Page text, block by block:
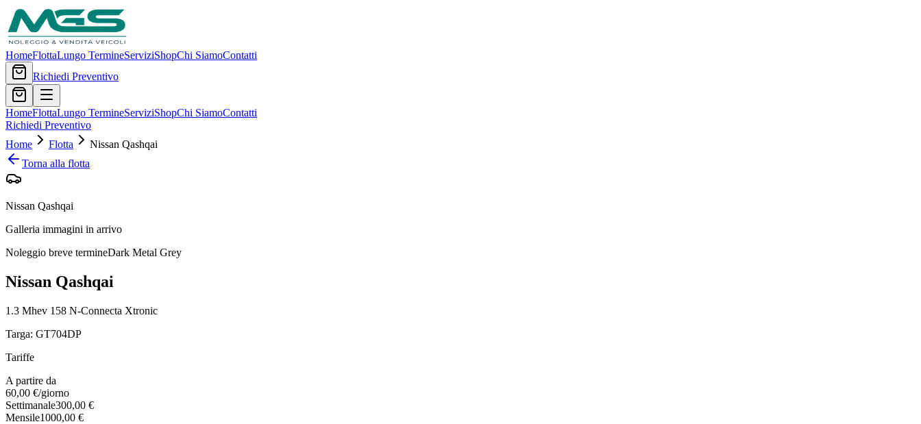
HomeFlottaLungo TermineServiziShopChi SiamoContatti
Richiedi Preventivo
HomeFlottaLungo TermineServiziShopChi SiamoContatti
Richiedi Preventivo
Home
Flotta Nissan Qashqai
Torna alla flotta
Nissan Qashqai
Galleria immagini in arrivo
Noleggio breve termineDark Metal Grey
Nissan Qashqai
1.3 Mhev 158 N-Connecta Xtronic
Targa: GT704DP
Tariffe
A partire da
60,00 €/giorno
Settimanale300,00 €
Mensile1000,00 €